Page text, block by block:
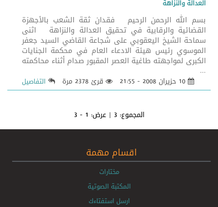
العدالة والنزاهة
بسم الله الرحمن الرحيم فقدان ثقة الشعب بالأجهزة
القضائية والرقابية في تحقيق العدالة والنزاهة اثنى
سماحة الشيخ اليعقوبي على شجاعة القاضي السيد جعفر
الموسوي رئيس هيئة الادعاء العام في محكمة الجنايات
الكبرى لمواجهته طاغية العصر المقبور صدام أثناء محاكمته
...
قرئ 2378 مرة التفاصيل
المجموع: 3 | عرض: 1 - 3
اقسام مهمة
مختارات
المكتبة الصوتية
ارسل استفتاءك